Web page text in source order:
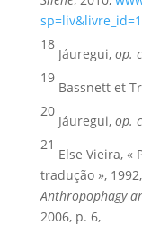
18
Jáuregui,op.
19
Bassnett et
20
Jáuregui, op.
21
Else Vieira, «
tradução »,
Anthropophagy
2006, p. 6,